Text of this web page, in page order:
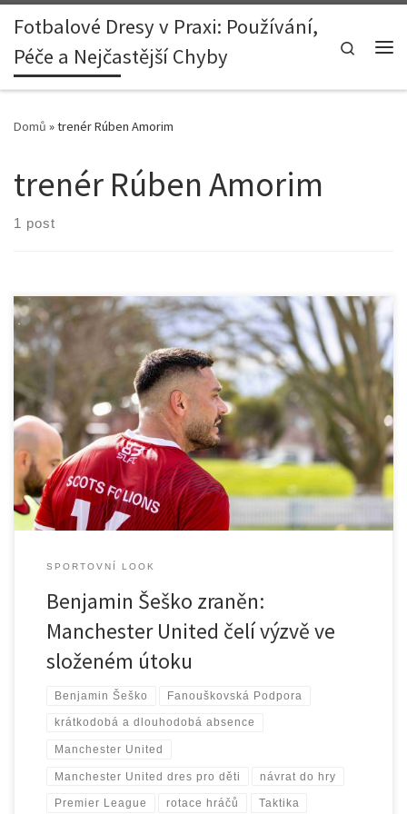
Skip to content
Fotbalové Dresy v Praxi: Používání,
Péče a Nejčastější Chyby
Search
Domů »trenér Rúben Amorim
trenér Rúben Amorim
1 post
Benjamin Šeško se zranil během zápasu s Tottenhamem, což
oslabilo útok Manchester United. Klub řeší taktiku, fanoušci
podporují tým, návrat Šeška slibuje obnovení ofenzivní síly a
pozitivní perspektivu.
SPORTOVNÍ LOOK
Benjamin Šeško zraněn:
Manchester United čelí výzvě ve
složeném útoku
Benjamin Šeško Fanouškovská Podpora
krátkodobá a dlouhodobá absence
Manchester United
Manchester United dres pro děti návrat do hry
Premier League rotace hráčů Taktika